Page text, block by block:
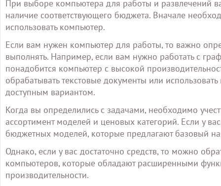
При выборе компьютера для работы и развлечений
наличие соответствующего бюджета. Вначале
использовать компьютер.
Если вам нужен компьютер для работы, то важно
выполнять. Например, если вам нужно работать с
понадобится компьютер с высокой
обрабатывать текстовые документы или
доступным вариантом.
Когда вы определились с задачами, необходимо
ассортимент моделей и ценовых категорий. Если у
бюджетных моделей, которые предлагают базовый
Однако, если у вас достаточно средств, то можно
компьютеров, которые обладают расширенными
производительности.